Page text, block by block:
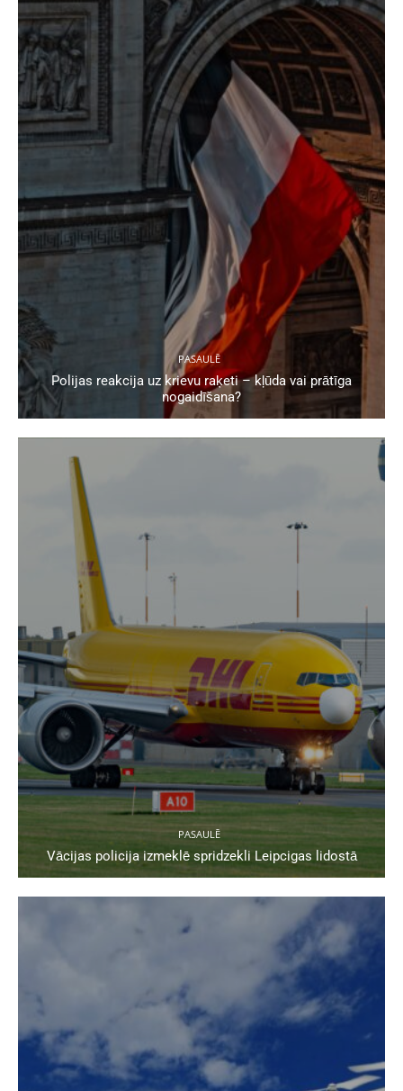
PASAULĒ
Polijas reakcija uz krievu raķeti – kļūda vai prātīga
nogaidīšana?
PASAULĒ
Vācijas policija izmeklē spridzekli Leipcigas lidostā